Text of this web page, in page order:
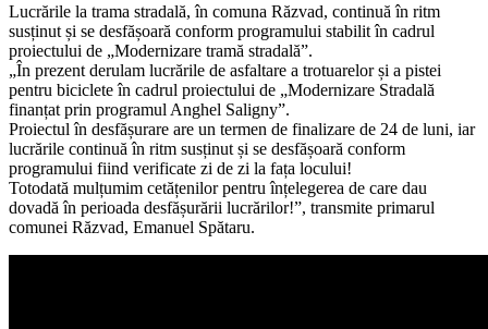
Lucrările la trama stradală, în comuna Răzvad, continuă în ritm
susținut și se desfășoară conform programului stabilit în cadrul
proiectului de „Modernizare tramă stradală”.
„În prezent derulam lucrările de asfaltare a trotuarelor și a pistei
pentru biciclete în cadrul proiectului de „Modernizare Stradală
finanțat prin programul Anghel Saligny”.
Proiectul în desfășurare are un termen de finalizare de 24 de luni, iar
lucrările continuă în ritm susținut și se desfășoară conform
programului fiind verificate zi de zi la fața locului!
Totodată mulțumim cetățenilor pentru înțelegerea de care dau
dovadă în perioada desfășurării lucrărilor!”, transmite primarul
comunei Răzvad, Emanuel Spătaru.